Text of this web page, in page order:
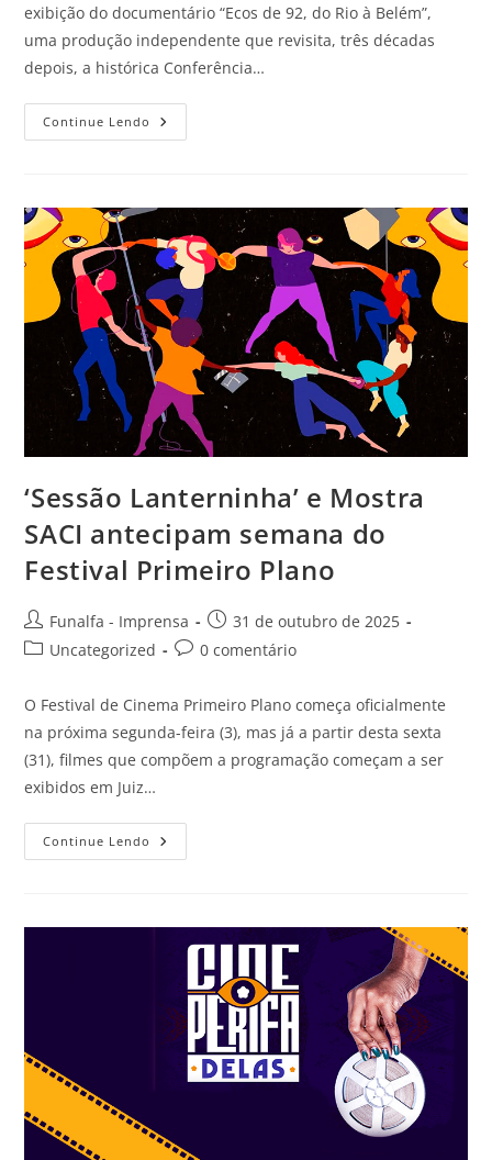
exibição do documentário “Ecos de 92, do Rio à Belém”,
uma produção independente que revisita, três décadas
depois, a histórica Conferência…
Continue Lendo
‘Sessão Lanterninha’ e Mostra
SACI antecipam semana do
Festival Primeiro Plano
Funalfa - Imprensa
31 de outubro de 2025
Uncategorized
0 comentário
O Festival de Cinema Primeiro Plano começa oficialmente
na próxima segunda-feira (3), mas já a partir desta sexta
(31), filmes que compõem a programação começam a ser
exibidos em Juiz…
Continue Lendo